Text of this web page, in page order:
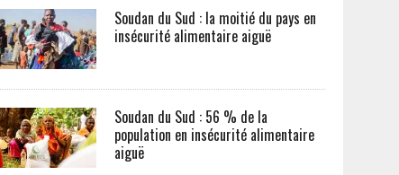
Soudan du Sud : la moitié du pays en
insécurité alimentaire aiguë
Soudan du Sud : 56 % de la
population en insécurité alimentaire
aiguë